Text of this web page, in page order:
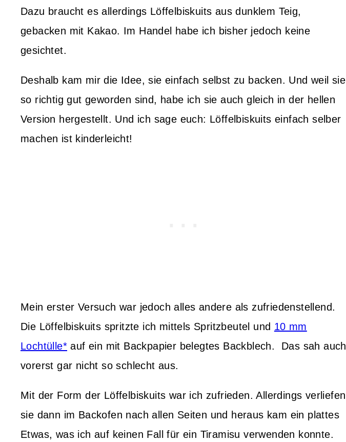
Dazu braucht es allerdings Löffelbiskuits aus dunklem Teig,
gebacken mit Kakao. Im Handel habe ich bisher jedoch keine
gesichtet.
Deshalb kam mir die Idee, sie einfach selbst zu backen. Und weil sie
so richtig gut geworden sind, habe ich sie auch gleich in der hellen
Version hergestellt. Und ich sage euch: Löffelbiskuits einfach selber
machen ist kinderleicht!
Mein erster Versuch war jedoch alles andere als zufriedenstellend.
Die Löffelbiskuits spritzte ich mittels Spritzbeutel und 10 mm
Lochtülle* auf ein mit Backpapier belegtes Backblech. Das sah auch
vorerst gar nicht so schlecht aus.
Mit der Form der Löffelbiskuits war ich zufrieden. Allerdings verliefen
sie dann im Backofen nach allen Seiten und heraus kam ein plattes
Etwas, was ich auf keinen Fall für ein Tiramisu verwenden konnte.